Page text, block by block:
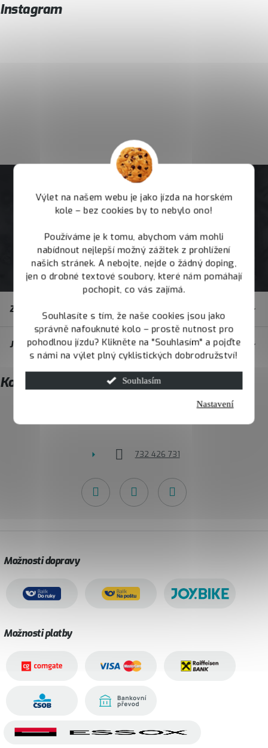
Výlet na našem webu je jako jízda na horském
kole – bez cookies by to nebylo ono!
Používáme je k tomu, abychom vám mohli
nabídnout nejlepší možný zážitek z prohlížení
našich stránek. A nebojte, nejde o žádný doping,
jen o drobné textové soubory, které nám pomáhají
pochopit, co vás zajímá.
Souhlasíte s tím, že naše cookies jsou jako
správně nafouknuté kolo – prostě nutnost pro
pohodlnou jízdu? Klikněte na "Souhlasím" a pojďte
s námi na výlet plný cyklistických dobrodružství!
Souhlasím
Nastavení
Instagram
t
í
Zákaznický servis
JOY.BIKE
Kontakt
732 426 731
Možnosti dopravy
Možnosti platby